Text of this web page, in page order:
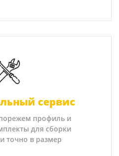
сервис
профиль и
для сборки
точно в размер